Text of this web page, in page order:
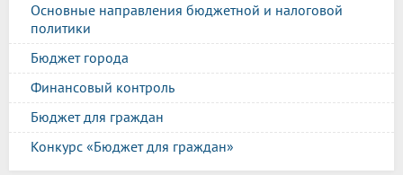
Основные направления бюджетной и налоговой
политики
Бюджет города
Финансовый контроль
Бюджет для граждан
Конкурс «Бюджет для граждан»